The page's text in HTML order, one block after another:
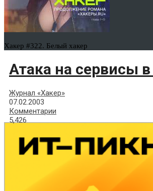
Хакер #322. Белый хакер
Атака на сервисы
Журнал «Хакер»
07.02.2003
Комментарии
5,426